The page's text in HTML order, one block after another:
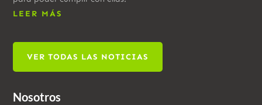
LEER MÁS
VER TODAS LAS NOTICIAS
Nosotros